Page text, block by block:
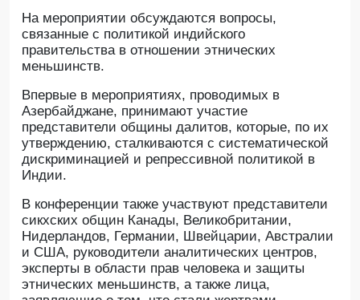
На мероприятии обсуждаются вопросы,
связанные с политикой индийского
правительства в отношении этнических
меньшинств.
Впервые в мероприятиях, проводимых в
Азербайджане, принимают участие
представители общины далитов, которые, по их
утверждению, сталкиваются с систематической
дискриминацией и репрессивной политикой в
Индии.
В конференции также участвуют представители
сикхских общин Канады, Великобритании,
Нидерландов, Германии, Швейцарии, Австралии
и США, руководители аналитических центров,
эксперты в области прав человека и защиты
этнических меньшинств, а также лица,